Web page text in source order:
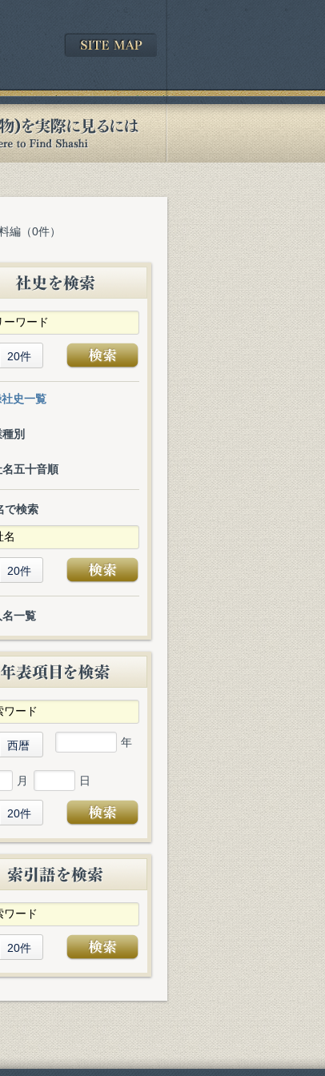
編（0件）
20件
史一覧
別
名五十音順
で検索
20件
名一覧
西暦 年
月 日
20件
20件